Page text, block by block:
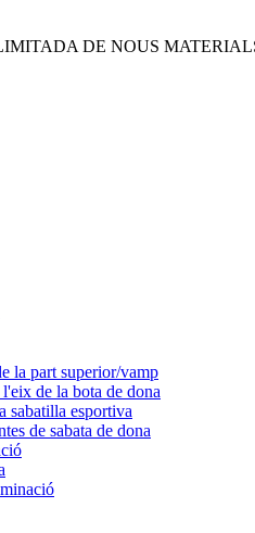
DE NOUS
la part superior/vamp
de la bota de dona
sabatilla esportiva
de sabata de dona